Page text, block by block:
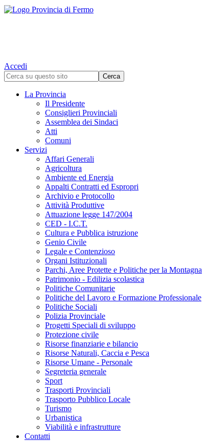
Accedi
La Provincia
Il Presidente
Consiglieri Provinciali
Assemblea dei Sindaci
Atti
Comuni
Servizi
Affari Generali
Agricoltura
Ambiente ed Energia
Appalti Contratti ed Espropri
Archivio e Protocollo
Attività Produttive
Attuazione legge 147/2004
CED - I.C.T.
Cultura e Pubblica istruzione
Genio Civile
Legale e Contenzioso
Organi Istituzionali
Parchi, Aree Protette e Politiche per la Montagna
Patrimonio - Edilizia scolastica
Politiche Comunitarie
Politiche del Lavoro e Formazione Professionale
Politiche Sociali
Polizia Provinciale
Progetti Speciali di sviluppo
Protezione civile
Risorse finanziarie e bilancio
Risorse Naturali, Caccia e Pesca
Risorse Umane - Personale
Segreteria generale
Sport
Trasporti Provinciali
Trasporto Pubblico Locale
Turismo
Urbanistica
Viabilità e infrastrutture
Contatti